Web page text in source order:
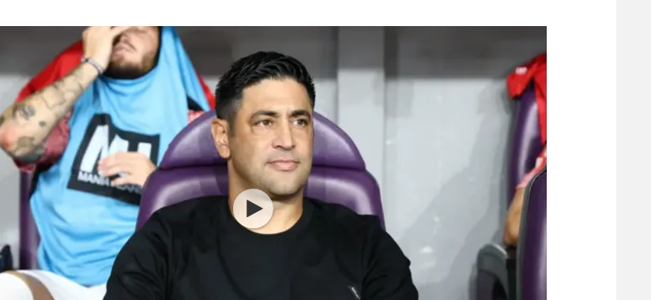
תקנון עבור פעילות אלקטרה
תקנון עבור פעילות ספורט 1 – "מרלן"
גיימינג E-Sports
תנאי שימוש
מדיניות פרטיות
תקנון פעילות ספורט 1
רשיון להקרנה פומבית לבית עסק
הצטרפות לחבילת הערוצים
הפועל תל אביב
הפועל חיפה
הפועל באר שבע
מכבי נתניה
בני יהודה
ליגה סינית
ליגה ברזילאית
ליגות נוספות